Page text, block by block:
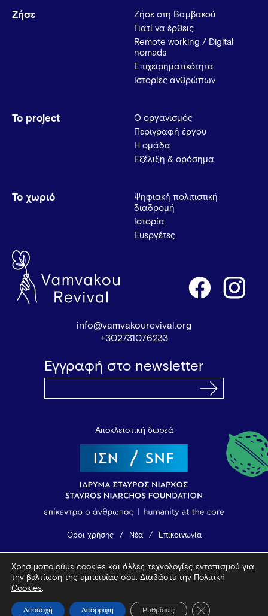
Ζήσε
Ζήσε στη Βαμβακού
Γιατί να έρθεις
Remote working / Digital
nomads
Επιχειρηματικότητα
Ιστορίες ανθρώπων
Το project
Ο οργανισμός
Περιγραφή έργου
Η ομάδα
Εξέλιξη & ορόσημα
Το χωριό
Ψηφιακή πολιτιστική
διαδρομή
Ιστορία
Ευεργέτες
info@vamvakourevival.org
+302731076233
Εγγραφή στο newsletter
Αποκλειστική δωρεά
Όροι χρήσης Νέα Επικοινωνία
© 2026 Vamvakou Revival
Χρησιμοποιούμε cookies και άλλες τεχνολογίες εντοπισμού για
την βελτίωση της εμπειρίας σου. Διαβάστε την
Πολιτική
Cookies.
Αποδοχή Απόρριψη Ρυθμίσεις Κλείσιμο του